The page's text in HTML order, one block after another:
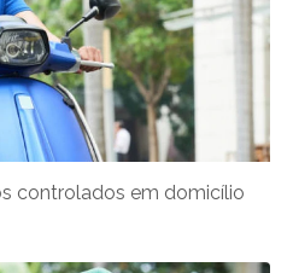
controlados em domicílio